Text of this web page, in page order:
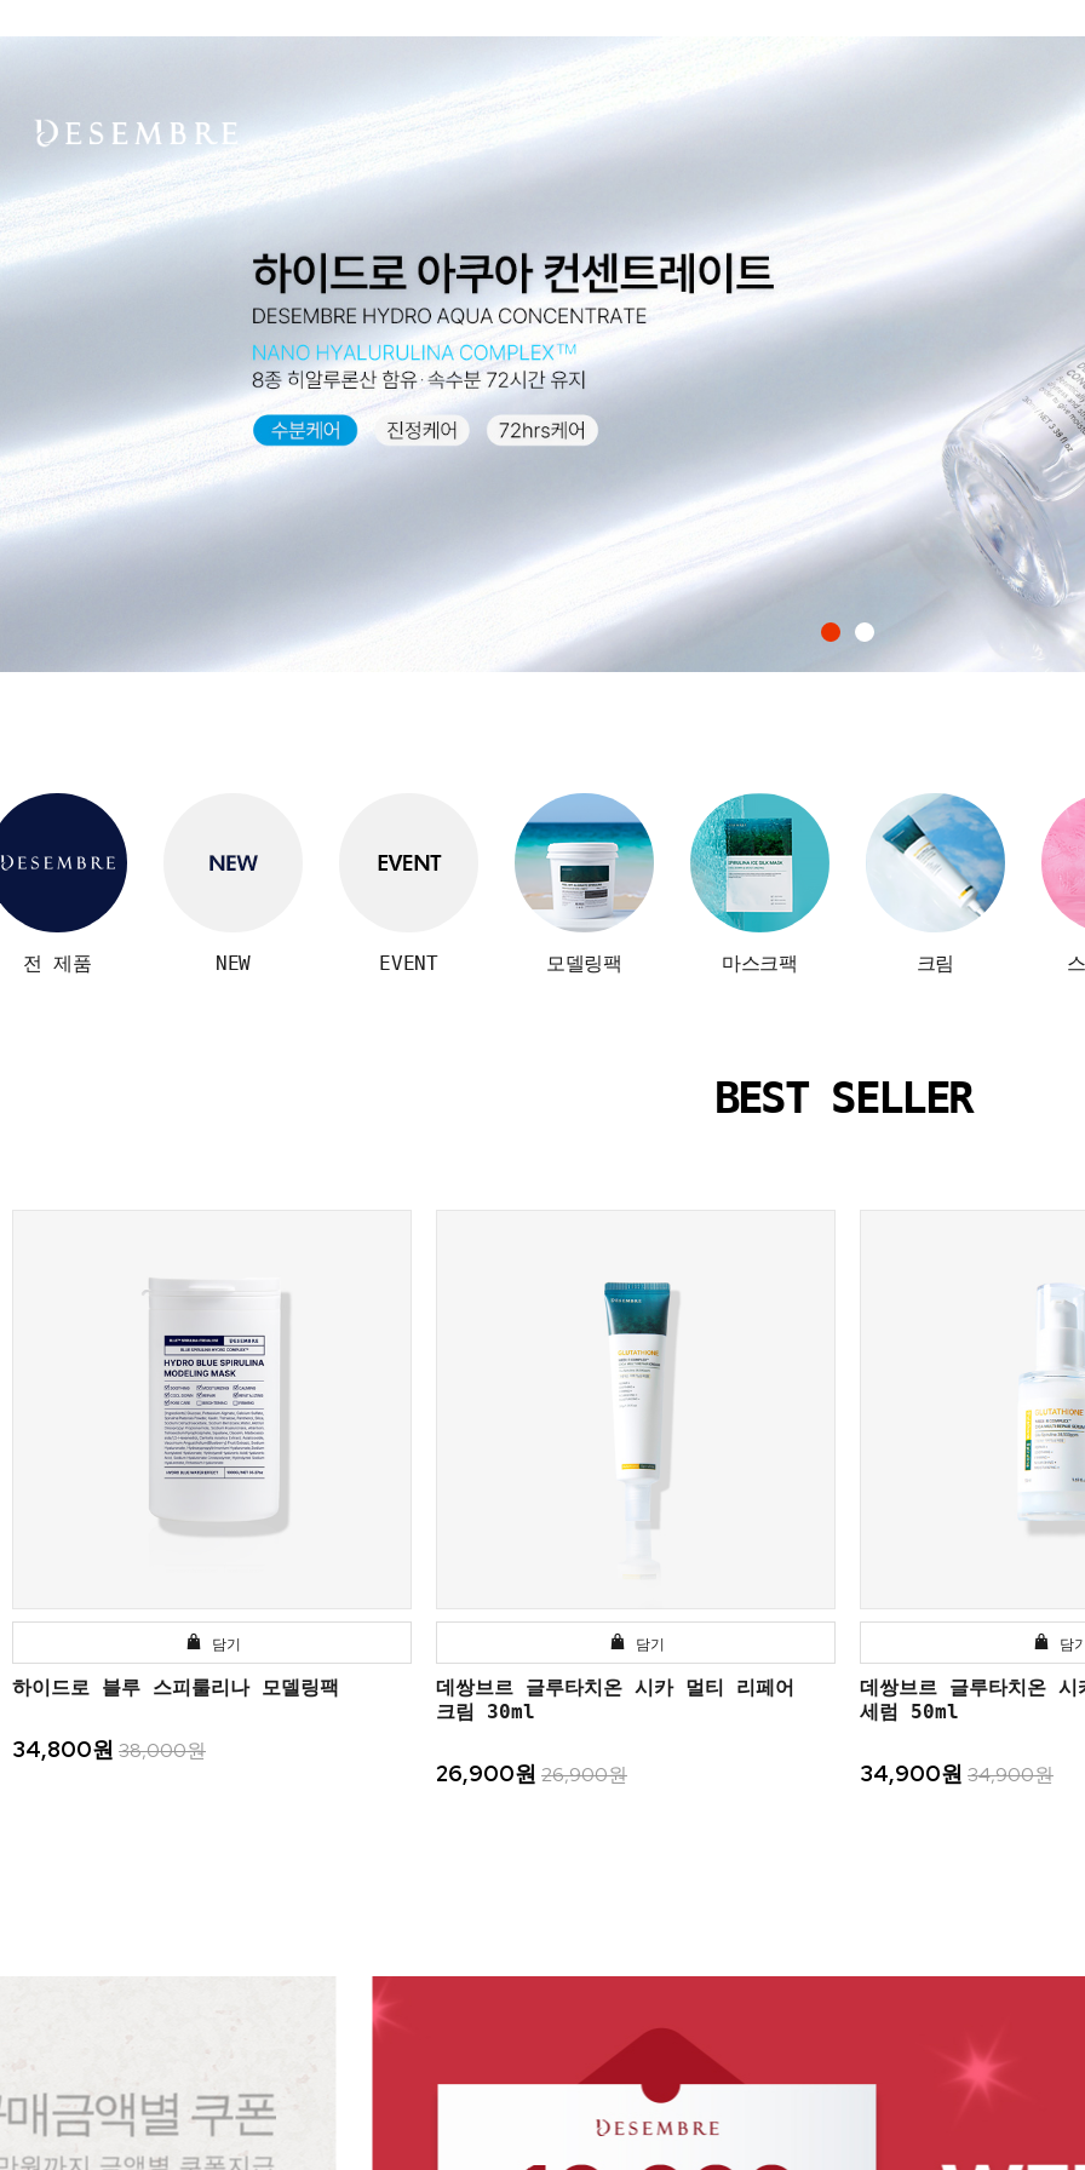
전 제품 NEW EVENT 모델링팩 마스크팩 크림
BEST SELLER
담기
하이드로 블루 스피룰리나 모델링팩
34,800원 38,000원
담기
데쌍브르 글루타치온 시카 멀티 리페어
크림 30ml
26,900원 26,900원
담
데쌍브르 글루타치온
세럼 50ml
34,900원 34,900원
액별 쿠폰